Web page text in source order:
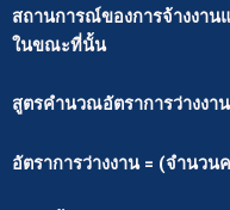
สถานการณ์ของการจ้างงาน
ในขณะที่นั้น
สูตรคำนวณอัตราการว่างงา
อัตราการว่างงาน = (จำนวน